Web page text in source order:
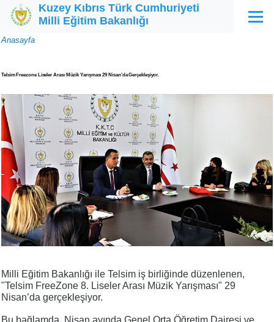
Ana içeriğe atla
Kuzey Kıbrıs Türk Cumhuriyeti
Milli Eğitim Bakanlığı
Menü
Sayfa
Anasayfa
Telsim Freezone Liseler Arası Müzik Yarışması 29 Nisan’da Gerçekleşiyor.
Milli Eğitim Bakanlığı ile Telsim iş birliğinde düzenlenen,
"Telsim FreeZone 8. Liseler Arası Müzik Yarışması" 29
Nisan’da gerçekleşiyor.